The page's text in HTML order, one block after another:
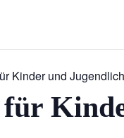
Kinder und